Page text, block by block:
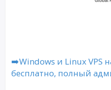
➡️Windows и Linux VPS
бесплатно, полный